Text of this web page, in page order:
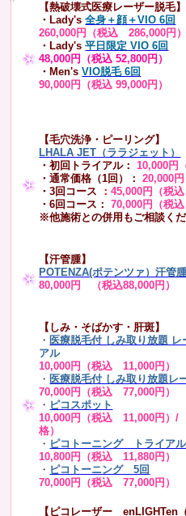
【熱破壊式医療レーザー脱毛】
・Lady's 全身＋顔＋VIO 6回
260,000円（税込 286,000円）
・Lady's平日限定 VIO 6回
48,000円（税込 52,800円）
・Men's VIO脱毛 6回
90,000円（税込 99,000円）
【毛穴洗浄・ピーリング】
LHALA JET（ララジェット）
・初回トライアル：10,000円
・通常価格（1回）：
20,000円
・3回コース ：45,000円（税込
・6回コース：
70,000円（税込
※他施術との併用もご相談くだ
【汗管腫】
POTENZA(ポテンツァ）汗管
80,000円 （税込88,000円）
【しみ・そばかす・肝斑】
・ 医療脱毛付 しみ取り放題
アル
10,000円（税込 11,000円）
・ 医療脱毛付 しみ取り放題レ
70,000円（税込 77,000円）
・ ピコスポット
10,000円（税込 11,000円）/
格）
・ ピコトーニング トライアル
10,800円（税込 11,880円）
・ ピコトーニング 5回
70,000円（税込 77,000円）
【ピコレーザー enLIGHTen